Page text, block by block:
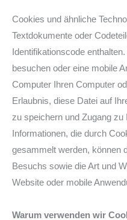
Cookies und ähnliche
Textdokumente oder
Identifikationscode
besuchen oder eine mobile
Computer Ihren Computer
Erlaubnis, diese Datei auf
zu speichern und Zugang zu
Informationen, die durch
gesammelt werden, können
Besuchs sowie die Art und
Website oder mobile
Warum verwenden wir